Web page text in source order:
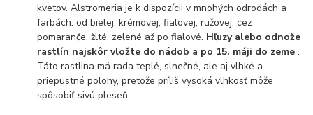
kvetov. Alstromeria je k dispozícii v mnohých odrodách a
farbách: od bielej, krémovej, fialovej, ružovej, cez
pomaranče, žlté, zelené až po fialové. Hľuzy alebo odnože
rastlín najskôr vložte do nádob a po 15. máji do zeme.
Táto rastlina má rada teplé, slnečné, ale aj vlhké a
priepustné polohy, pretože príliš vysoká vlhkosť môže
spôsobiť sivú pleseň.